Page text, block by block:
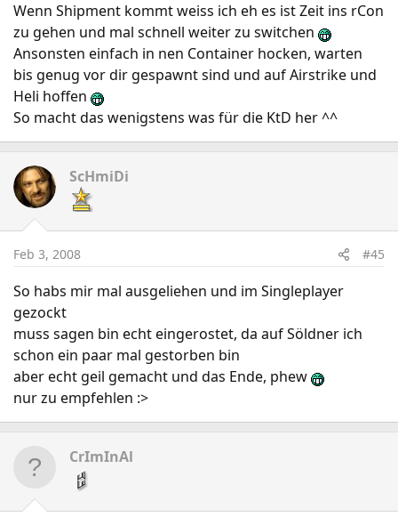
Wenn Shipment kommt weiss ich eh es ist Zeit ins rCon
zu gehen und mal schnell weiter zu switchen
Ansonsten einfach in nen Container hocken, warten
bis genug vor dir gespawnt sind und auf Airstrike und
Heli hoffen
So macht das wenigstens was für die KtD her ^^
ScHmiDi
Feb 3, 2008 #45
So habs mir mal ausgeliehen und im Singleplayer
gezockt
muss sagen bin echt eingerostet, da auf Söldner ich
schon ein paar mal gestorben bin
aber echt geil gemacht und das Ende, phew
nur zu empfehlen :>
CrImInAl